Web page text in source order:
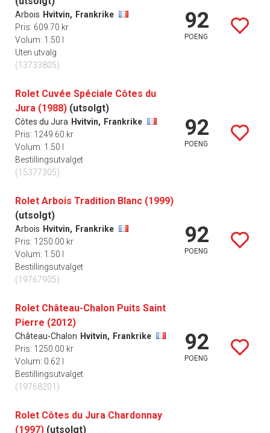
Arbois Hvitvin, Frankrike
Pris: 609.70 kr
Volum: 1.50 l
Uten utvalg
(13733805)
92
POENG
Rolet Cuvée Spéciale Côtes du
Jura (1988) (utsolgt)
Côtes du Jura Hvitvin, Frankrike
Pris: 1249.60 kr
Volum: 1.50 l
Bestillingsutvalget
(15377305)
92
POENG
Rolet Arbois Tradition Blanc (1999)
(utsolgt)
Arbois Hvitvin, Frankrike
Pris: 1250.00 kr
Volum: 1.50 l
Bestillingsutvalget
(19767905)
92
POENG
Rolet Château-Chalon Puits Saint
Pierre (2012)
Château-Chalon Hvitvin, Frankrike
Pris: 1250.00 kr
Volum: 0.62 l
Bestillingsutvalget
(19768201)
92
POENG
Rolet Côtes du Jura Chardonnay
(1997) (utsolgt)